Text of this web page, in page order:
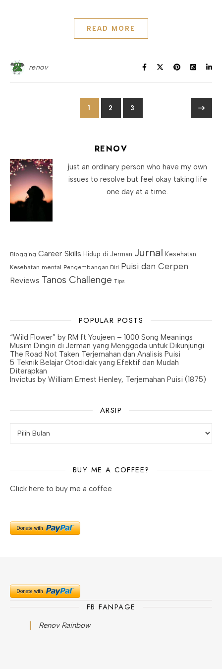
READ MORE
renov
1 2 3
RENOV
just an ordinary person who have my own
issues to resolve but feel okay taking life
one day at a time.
Blogging Career Skills Hidup di Jerman Jurnal Kesehatan
Kesehatan mental Pengembangan Diri Puisi dan Cerpen
Reviews Tanos Challenge Tips
POPULAR POSTS
“Wild Flower” by RM ft Youjeen – 1000 Song Meanings
Musim Dingin di Jerman yang Menggoda untuk Dikunjungi
The Road Not Taken Terjemahan dan Analisis Puisi
5 Teknik Belajar Otodidak yang Efektif dan Mudah
Diterapkan
Invictus by William Ernest Henley, Terjemahan Puisi (1875)
ARSIP
BUY ME A COFFEE?
Click here to buy me a coffee
FB FANPAGE
Renov Rainbow